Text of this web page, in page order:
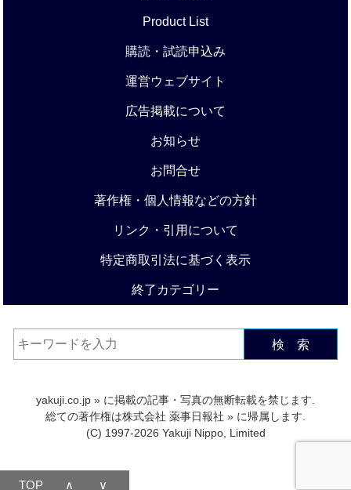
Product List
購読・試読申込み
運営ウェブサイト
広告掲載について
お知らせ
お問合せ
著作権・個人情報などの方針
リンク・引用について
特定商取引法に基づく表示
終了カテゴリー
検 索
yakuji.co.jp » に掲載の記事・写真の無断転載を禁じます.
総ての著作権は株式会社 薬事日報社 » に帰属します.
(C) 1997-2026 Yakuji Nippo, Limited
TOP ∧ ∨